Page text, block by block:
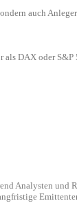
auch
DAX oder
Analysten